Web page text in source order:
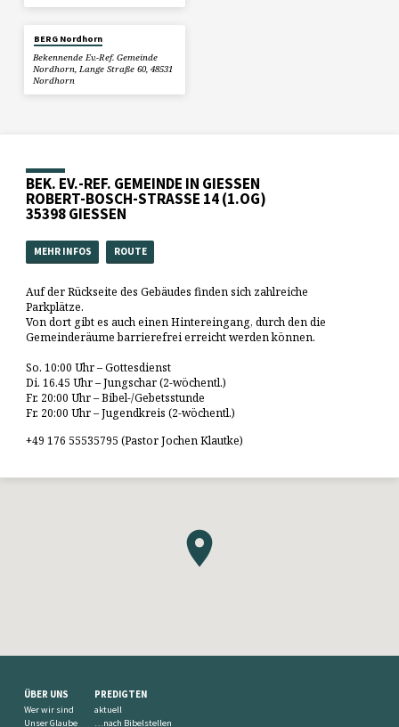
BERG Nordhorn
Bekennende Ev.-Ref. Gemeinde
Nordhorn, Lange Straße 60, 48531
Nordhorn
BEK. EV.-REF. GEMEINDE IN GIESSEN
ROBERT-BOSCH-STRASSE 14 (1.OG)
35398 GIESSEN
MEHR INFOS ROUTE
Auf der Rückseite des Gebäudes finden sich zahlreiche
Parkplätze.
Von dort gibt es auch einen Hintereingang, durch den die
Gemeinderäume barrierefrei erreicht werden können.
So. 10:00 Uhr – Gottesdienst
Di. 16.45 Uhr – Jungschar (2-wöchentl.)
Fr. 20:00 Uhr – Bibel-/Gebetsstunde
Fr. 20:00 Uhr – Jugendkreis (2-wöchentl.)
+49 176 55535795 (Pastor Jochen Klautke)
ÜBER UNS
Wer wir sind
Unser Glaube
PREDIGTEN
aktuell
…nach Bibelstellen